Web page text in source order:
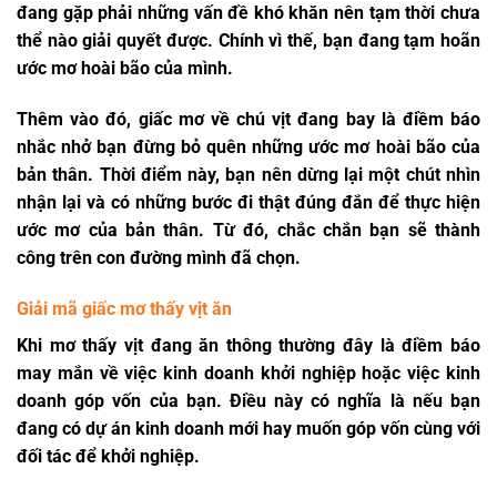
đang gặp phải những vấn đề khó khăn nên tạm thời chưa
thể nào giải quyết được. Chính vì thế, bạn đang tạm hoãn
ước mơ hoài bão của mình.
Thêm vào đó, giấc mơ về chú vịt đang bay là điềm báo
nhắc nhở bạn đừng bỏ quên những ước mơ hoài bão của
bản thân. Thời điểm này, bạn nên dừng lại một chút nhìn
nhận lại và có những bước đi thật đúng đắn để thực hiện
ước mơ của bản thân. Từ đó, chắc chắn bạn sẽ thành
công trên con đường mình đã chọn.
Giải mã giấc mơ thấy vịt ăn
Khi mơ thấy vịt đang ăn thông thường đây là điềm báo
may mắn về việc kinh doanh khởi nghiệp hoặc việc kinh
doanh góp vốn của bạn. Điều này có nghĩa là nếu bạn
đang có dự án kinh doanh mới hay muốn góp vốn cùng với
đối tác để khởi nghiệp.